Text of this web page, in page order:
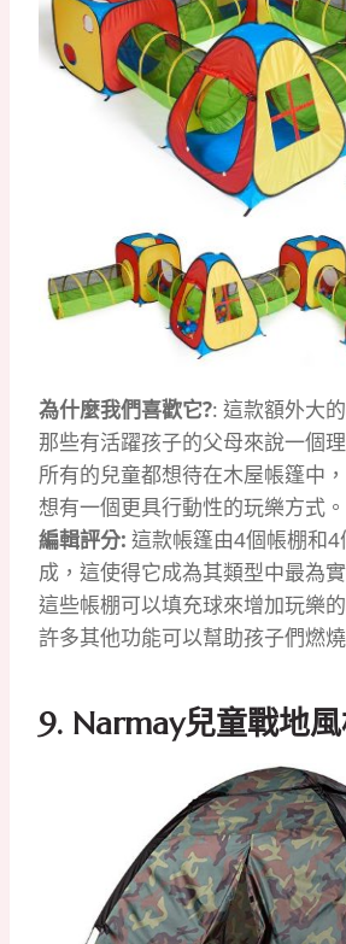
為什麼我們喜歡它?: 這款額外大
那些有活躍孩子的父母來說一個
所有的兒童都想待在木屋帳篷中
想有一個更具行動性的玩樂方式。
編輯評分: 這款帳篷由4個帳棚和4
成，這使得它成為其類型中最為
這些帳棚可以填充球來增加玩樂
許多其他功能可以幫助孩子們燃
9. Narmay兒童戰地